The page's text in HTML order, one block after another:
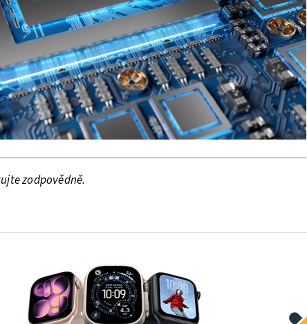
zodpovědně.